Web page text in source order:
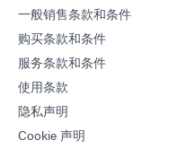
一般销售条款和条件
购买条款和条件
服务条款和条件
使用条款
隐私声明
Cookie 声明